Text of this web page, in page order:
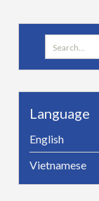
Search
for:
Language
English
Vietnamese